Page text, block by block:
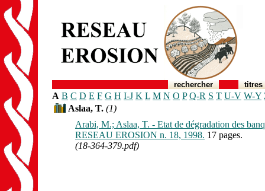
rechercher titres
A B C D E F G H I-J K L M N O P Q-R S T U-V W-Y
Aslaa, T. (1)
Arabi, M.; Aslaa, T. - Etat de dégradation des
RESEAU EROSION n. 18, 1998. 17 pages.
(18-364-379.pdf)